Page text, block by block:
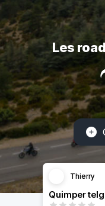
Les
Thierry
Quimper